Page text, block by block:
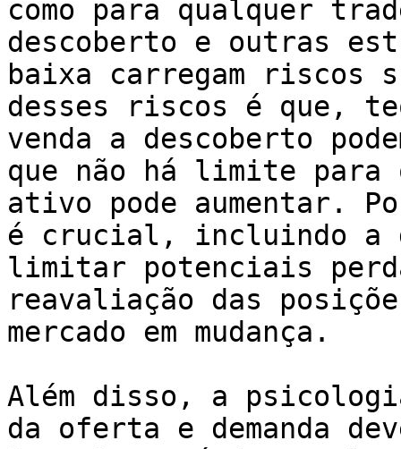
como para qualquer
descoberto e outras
baixa carregam riscos
desses riscos é que,
venda a descoberto
que não há limite para
ativo pode aumentar.
é crucial, incluindo a
limitar potenciais
reavaliação das
mercado em mudança.
Além disso, a
da oferta e demanda